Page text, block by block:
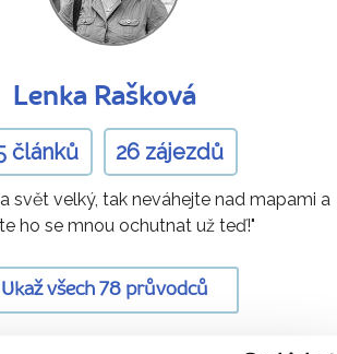
Lenka Rašková
článků 26 zájezdů
svět velký, tak neváhejte nad mapami a
ho se mnou ochutnat už teď!"
Ukaž všech 78 průvodců